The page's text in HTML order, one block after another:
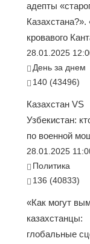
адепты
Казахстана?».
кровавого
28.01.2025
День за днем
140 (43496)
Казахстан VS
Узбекистан:
по военной
28.01.2025
Политика
136 (40833)
«Как могут
казахстанцы:
глобальные